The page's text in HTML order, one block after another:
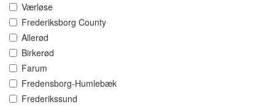
Værløse
Frederiksborg County
Allerød
Birkerød
Farum
Fredensborg-Humlebæk
Frederikssund